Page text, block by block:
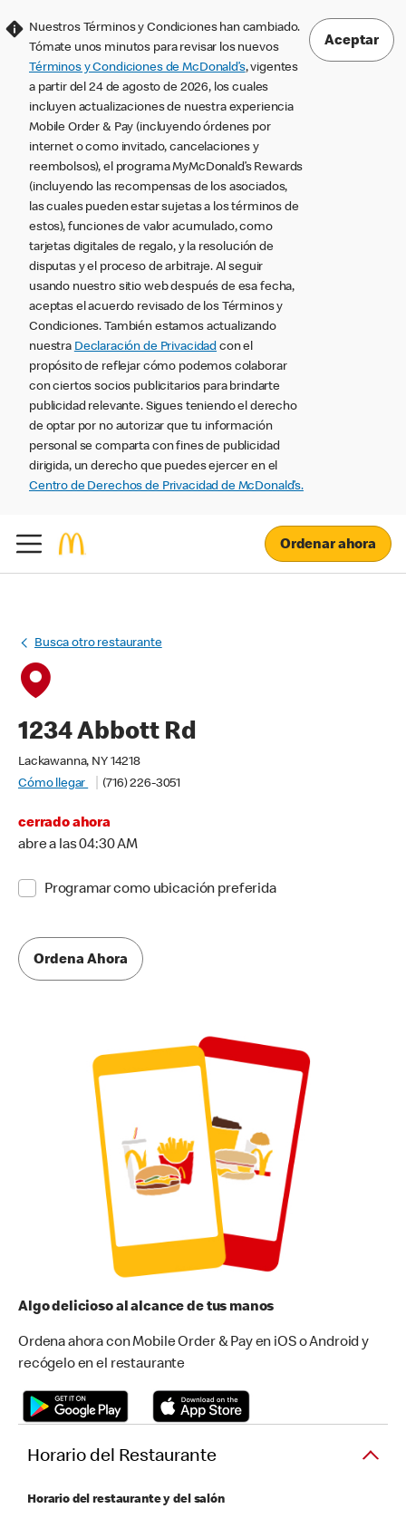
Nuestros Términos y Condiciones han cambiado.
Tómate unos minutos para revisar los nuevos
Términos y Condiciones de McDonald’s, vigentes
a partir del 24 de agosto de 2026, los cuales
incluyen actualizaciones de nuestra experiencia
Mobile Order & Pay (incluyendo órdenes por
internet o como invitado, cancelaciones y
reembolsos), el programa MyMcDonald’s Rewards
(incluyendo las recompensas de los asociados,
las cuales pueden estar sujetas a los términos de
estos), funciones de valor acumulado, como
tarjetas digitales de regalo, y la resolución de
disputas y el proceso de arbitraje. Al seguir
usando nuestro sitio web después de esa fecha,
aceptas el acuerdo revisado de los Términos y
Condiciones. También estamos actualizando
nuestra Declaración de Privacidad con el
propósito de reflejar cómo podemos colaborar
con ciertos socios publicitarios para brindarte
publicidad relevante. Sigues teniendo el derecho
de optar por no autorizar que tu información
personal se comparta con fines de publicidad
dirigida, un derecho que puedes ejercer en el
Centro de Derechos de Privacidad de McDonald’s.
Aceptar
Ordenar ahora
Busca otro restaurante
1234 Abbott Rd
Lackawanna, NY 14218
Cómo llegar
(716) 226-3051
cerrado ahora
abre a las 04:30 AM
Programar como ubicación preferida
Ordena Ahora
Algo delicioso al alcance de tus manos
Ordena ahora con Mobile Order & Pay en iOS o Android y
recógelo en el restaurante
Horario del Restaurante
Horario del restaurante y del salón